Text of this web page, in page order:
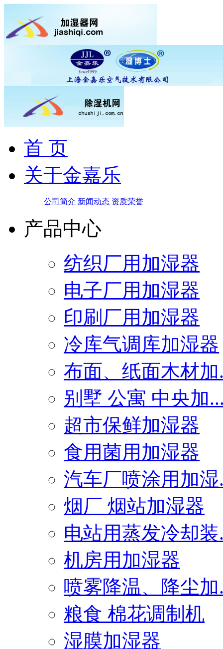
首 页
关于金嘉乐
公司简介 新闻动态 资质荣誉
产品中心
纺织厂用加湿器
电子厂用加湿器
印刷厂用加湿器
冷库气调库加湿器
布面、纸面木材加
别墅 公寓 中央加
超市保鲜加湿器
食用菌用加湿器
汽车厂喷涂用加湿
烟厂 烟站加湿器
电站用蒸发冷却装
机房用加湿器
喷雾降温、降尘加
粮食 棉花调制机
湿膜加湿器